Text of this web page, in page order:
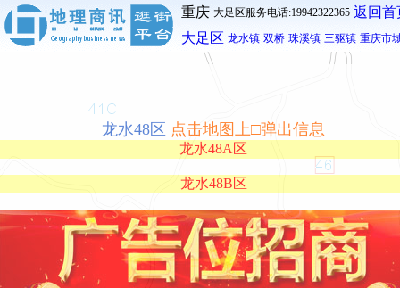
龙水48区 点击地图上□弹出信息
龙水48A区
龙水48B区
重庆 大足区服务电话:19942322365 返回首
大足区 龙水镇 双桥 珠溪镇 三驱镇 重庆市